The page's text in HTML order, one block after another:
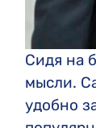
Сидя на
мысли.
удобно